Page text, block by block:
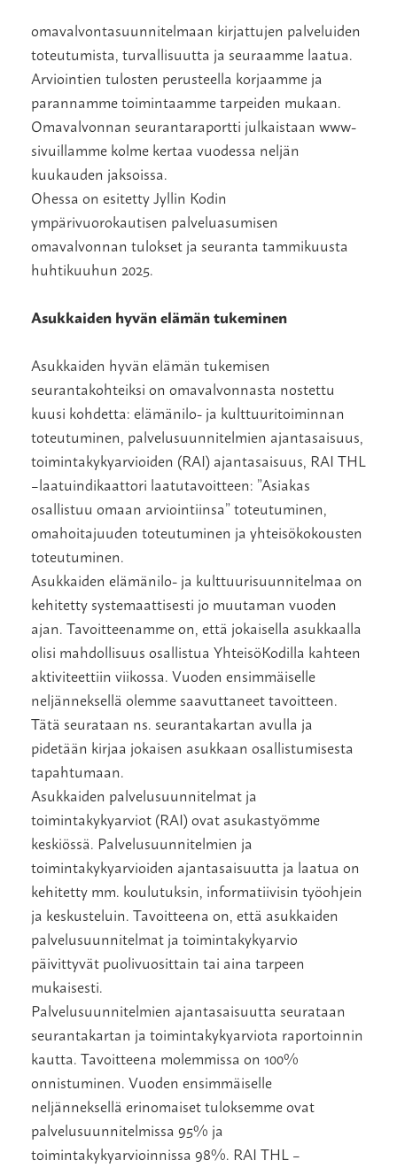
omavalvontasuunnitelmaan kirjattujen palveluiden
toteutumista, turvallisuutta ja seuraamme laatua.
Arviointien tulosten perusteella korjaamme ja
parannamme toimintaamme tarpeiden mukaan.
Omavalvonnan seurantaraportti julkaistaan www-
sivuillamme kolme kertaa vuodessa neljän
kuukauden jaksoissa.
Ohessa on esitetty Jyllin Kodin
ympärivuorokautisen palveluasumisen
omavalvonnan tulokset ja seuranta tammikuusta
huhtikuuhun 2025.
Asukkaiden hyvän elämän tukeminen
Asukkaiden hyvän elämän tukemisen
seurantakohteiksi on omavalvonnasta nostettu
kuusi kohdetta: elämänilo- ja kulttuuritoiminnan
toteutuminen, palvelusuunnitelmien ajantasaisuus,
toimintakykyarvioiden (RAI) ajantasaisuus, RAI THL
–laatuindikaattori laatutavoitteen: ”Asiakas
osallistuu omaan arviointiinsa” toteutuminen,
omahoitajuuden toteutuminen ja yhteisökokousten
toteutuminen.
Asukkaiden elämänilo- ja kulttuurisuunnitelmaa on
kehitetty systemaattisesti jo muutaman vuoden
ajan. Tavoitteenamme on, että jokaisella asukkaalla
olisi mahdollisuus osallistua YhteisöKodilla kahteen
aktiviteettiin viikossa. Vuoden ensimmäiselle
neljänneksellä olemme saavuttaneet tavoitteen.
Tätä seurataan ns. seurantakartan avulla ja
pidetään kirjaa jokaisen asukkaan osallistumisesta
tapahtumaan.
Asukkaiden palvelusuunnitelmat ja
toimintakykyarviot (RAI) ovat asukastyömme
keskiössä. Palvelusuunnitelmien ja
toimintakykyarvioiden ajantasaisuutta ja laatua on
kehitetty mm. koulutuksin, informatiivisin työohjein
ja keskusteluin. Tavoitteena on, että asukkaiden
palvelusuunnitelmat ja toimintakykyarvio
päivittyvät puolivuosittain tai aina tarpeen
mukaisesti.
Palvelusuunnitelmien ajantasaisuutta seurataan
seurantakartan ja toimintakykyarviota raportoinnin
kautta. Tavoitteena molemmissa on 100%
onnistuminen. Vuoden ensimmäiselle
neljänneksellä erinomaiset tuloksemme ovat
palvelusuunnitelmissa 95% ja
toimintakykyarvioinnissa 98%. RAI THL –